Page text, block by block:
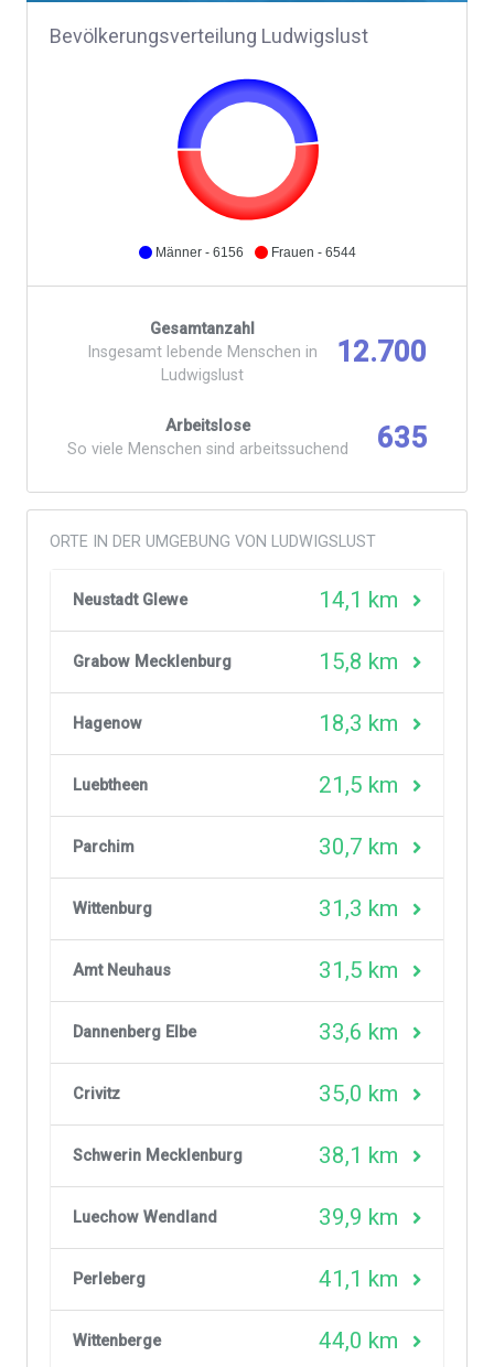
Bevölkerungsverteilung Ludwigslust
Männer - 6156 Frauen - 6544
Gesamtanzahl
Insgesamt lebende Menschen in
Ludwigslust
12.700
Arbeitslose
So viele Menschen sind arbeitssuchend
635
ORTE IN DER UMGEBUNG VON LUDWIGSLUST
Neustadt Glewe 14,1 km
Grabow Mecklenburg 15,8 km
Hagenow 18,3 km
Luebtheen 21,5 km
Parchim 30,7 km
Wittenburg 31,3 km
Amt Neuhaus 31,5 km
Dannenberg Elbe 33,6 km
Crivitz 35,0 km
Schwerin Mecklenburg 38,1 km
Luechow Wendland 39,9 km
Perleberg 41,1 km
Wittenberge 44,0 km